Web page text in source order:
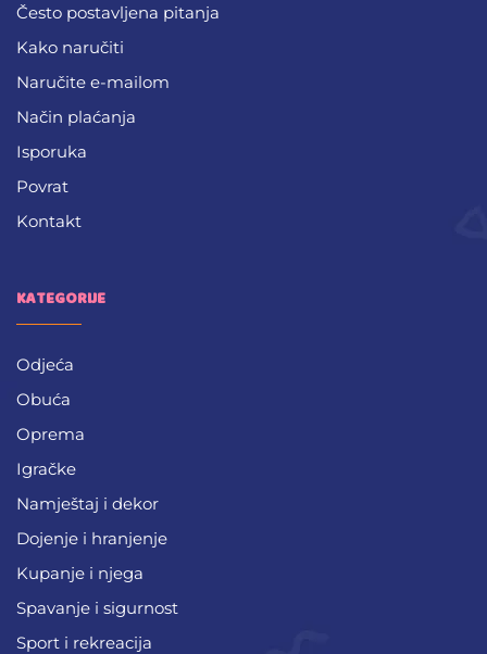
Često postavljena pitanja
Kako naručiti
Naručite e-mailom
Način plaćanja
Isporuka
Povrat
Kontakt
KATEGORIJE
Odjeća
Obuća
Oprema
Igračke
Namještaj i dekor
Dojenje i hranjenje
Kupanje i njega
Spavanje i sigurnost
Sport i rekreacija